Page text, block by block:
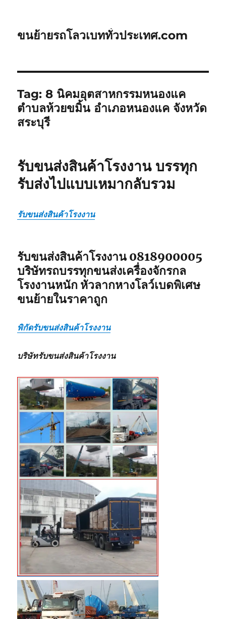
ขนย้ายรถโลวเบททั่วประเทศ.com
Tag:8 นิคมอุตสาหกรรมหนองแค
ตำบลห้วยขมิ้น อำเภอหนองแค จังหวัด
สระบุรี
รับขนส่งสินค้าโรงงาน บรรทุก
รับส่งไปแบบเหมากลับรวม
รับขนส่งสินค้าโรงงาน
รับขนส่งสินค้าโรงงาน 0818900005
บริษัทรถบรรทุกขนส่งเครื่องจักรกล
โรงงานหนัก หัวลากหางโลว์เบดพิเศษ
ขนย้ายในราคาถูก
พิกัดรับขนส่งสินค้าโรงงาน
บริษัทรับขนส่งสินค้าโรงงาน